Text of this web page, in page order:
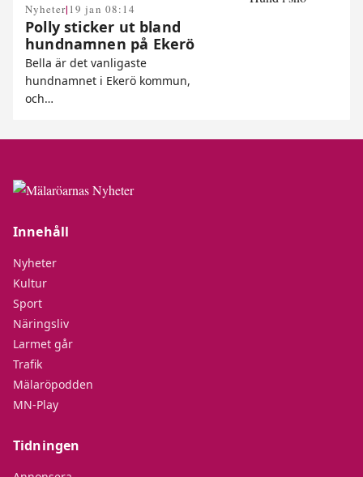
Nyheter| 19 jan 08:14
Polly sticker ut bland
hundnamnen på Ekerö
Bella är det vanligaste
hundnamnet i Ekerö kommun,
och…
Innehåll
Nyheter
Kultur
Sport
Näringsliv
Larmet går
Trafik
Mälaröpodden
MN-Play
Tidningen